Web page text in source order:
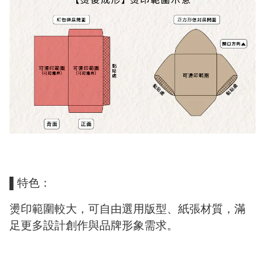
▌特色：
燙印範圍較大，可自由選用版型、紙張材質，滿
足更多設計創作與品牌形象需求。